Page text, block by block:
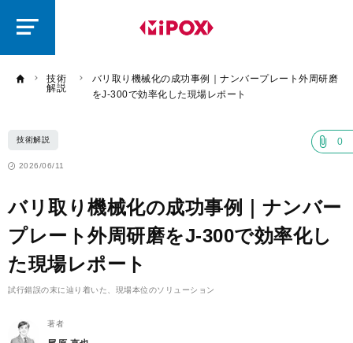
技術
解説
バリ取り機械化の成功事例｜ナンバープレート外周研磨
をJ-300で効率化した現場レポート
技術解説 0
2026/06/11
バリ取り機械化の成功事例｜ナンバー
プレート外周研磨をJ-300で効率化し
た現場レポート
試行錯誤の末に辿り着いた、現場本位のソリューション
著者